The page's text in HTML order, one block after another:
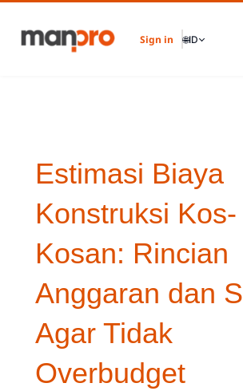
content
Sign in 🌐ID
Estimasi Biaya
Konstruksi Kos-
Kosan: Rincian
Anggaran dan
Agar Tidak
Overbudget